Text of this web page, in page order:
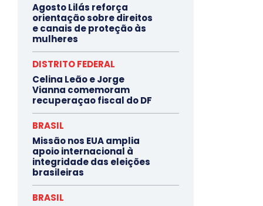
Agosto Lilás reforça
orientação sobre direitos
e canais de proteção às
mulheres
DISTRITO FEDERAL
Celina Leão e Jorge
Vianna comemoram
recuperaçao fiscal do DF
BRASIL
Missão nos EUA amplia
apoio internacional à
integridade das eleições
brasileiras
BRASIL